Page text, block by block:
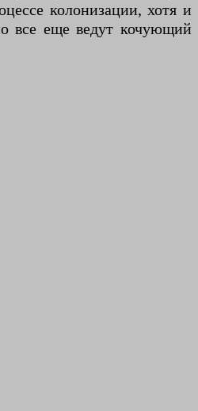
колонизации, хотя и
все еще ведут кочующий